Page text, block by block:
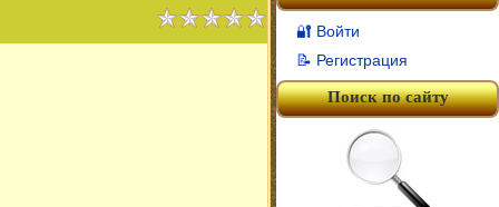
🔐 Войти
📝 Регистрация
Поиск по сайту